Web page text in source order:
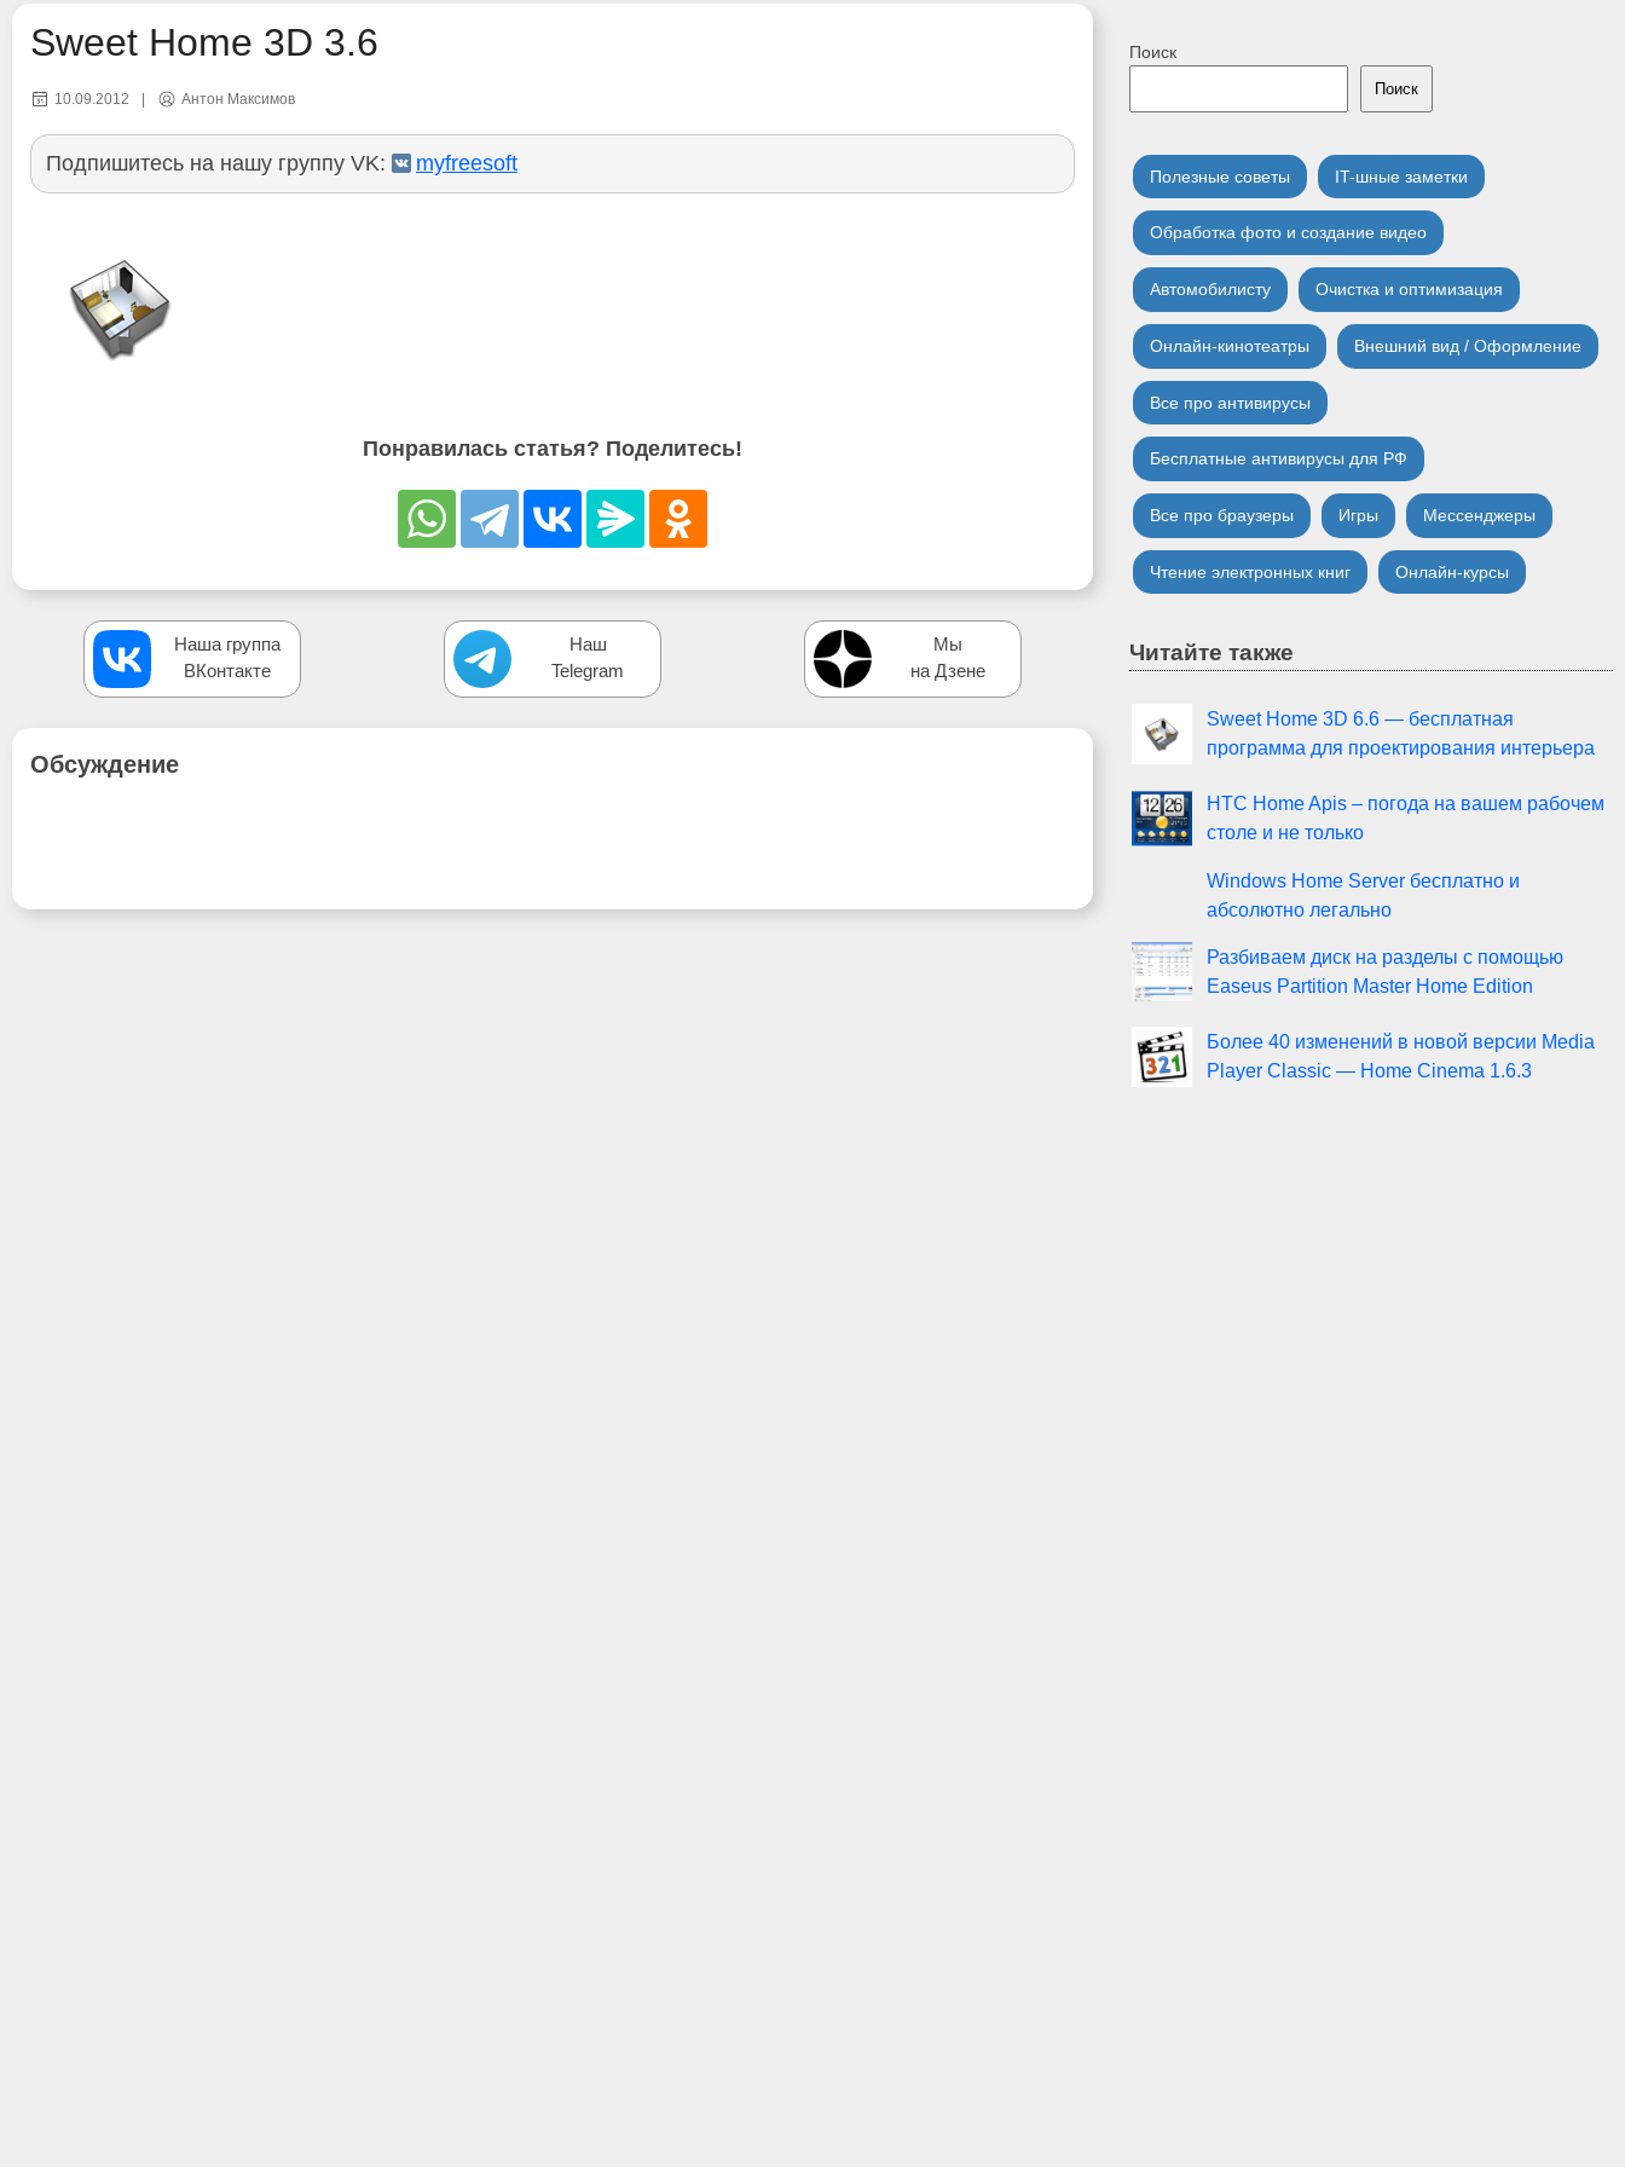
Sweet Home 3D 3.6
10.09.2012 | Антон Максимов
Подпишитесь на нашу группу VK: myfreesoft
Понравилась статья? Поделитесь!
Наша группа
ВКонтакте
Наш
Telegram
Мы
на Дзене
Обсуждение
Поиск
Поиск
Полезные советы IT-шные заметки
Обработка фото и создание видео
Автомобилисту Очистка и оптимизация
Онлайн-кинотеатры Внешний вид / Оформление
Все про антивирусы
Бесплатные антивирусы для РФ
Все про браузеры Игры Мессенджеры
Чтение электронных книг Онлайн-курсы
Читайте также
Sweet Home 3D 6.6 — бесплатная
программа для проектирования интерьера
HTC Home Apis – погода на вашем рабочем
столе и не только
Windows Home Server бесплатно и
абсолютно легально
Разбиваем диск на разделы с помощью
Easeus Partition Master Home Edition
Более 40 изменений в новой версии Media
Player Classic — Home Cinema 1.6.3